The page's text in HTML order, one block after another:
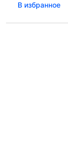
В избранное